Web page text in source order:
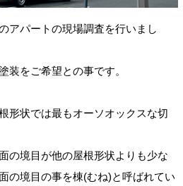
アパートの現場調査を行いまし
装をご希望との事です。
形状では最もオーソオックスな切
の境目が他の屋根形状よりも少な
の境目の事を棟(むね)と呼ばれてい